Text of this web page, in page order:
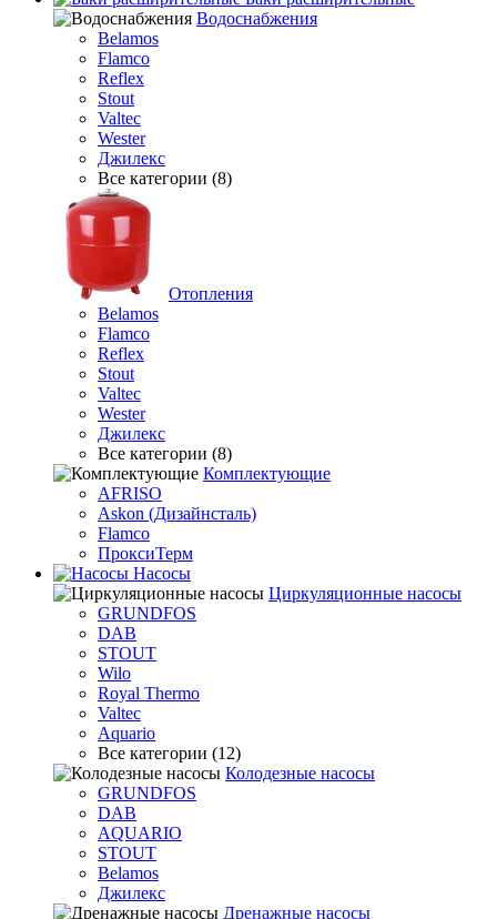
Водоснабжения
Belamos
Flamco
Reflex
Stout
Valtec
Wester
Джилекс
Все категории (8)
Отопления
Belamos
Flamco
Reflex
Stout
Valtec
Wester
Джилекс
Все категории (8)
Комплектующие
AFRISO
Askon (Дизайнсталь)
Flamco
ПроксиТерм
Насосы
Циркуляционные насосы
GRUNDFOS
DAB
STOUT
Wilo
Royal Thermo
Valtec
Aquario
Все категории (12)
Колодезные насосы
GRUNDFOS
DAB
AQUARIO
STOUT
Belamos
Джилекс
Дренажные насосы